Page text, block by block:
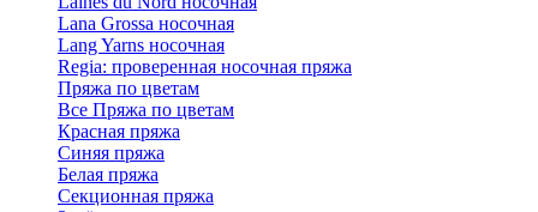
Lana Grossa носочная
Lang Yarns носочная
Regia: проверенная носочная пряжа
Пряжа по цветам
Все Пряжа по цветам
Красная пряжа
Синяя пряжа
Белая пряжа
Секционная пряжа